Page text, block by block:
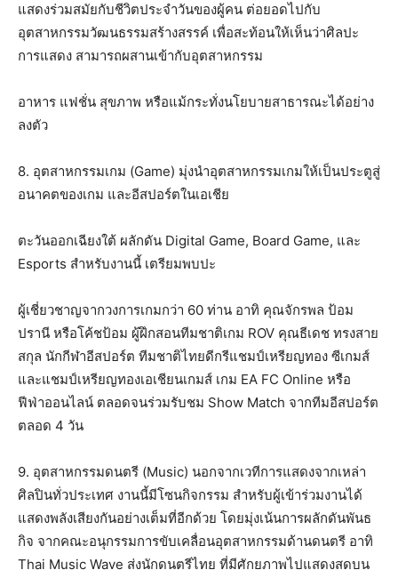
แสดงร่วมสมัยกับชีวิตประจำวันของผู้คน ต่อยอดไปกับ
อุตสาหกรรมวัฒนธรรมสร้างสรรค์ เพื่อสะท้อนให้เห็นว่าศิลปะ
การแสดง สามารถผสานเข้ากับอุตสาหกรรม
อาหาร แฟชั่น สุขภาพ หรือแม้กระทั่งนโยบายสาธารณะได้อย่าง
ลงตัว
8. อุตสาหกรรมเกม (Game) มุ่งนำอุตสาหกรรมเกมให้เป็นประตูสู่
อนาคตของเกม และอีสปอร์ตในเอเชีย
ตะวันออกเฉียงใต้ ผลักดัน Digital Game, Board Game, และ
Esports สำหรับงานนี้ เตรียมพบปะ
ผู้เชี่ยวชาญจากวงการเกมกว่า 60 ท่าน อาทิ คุณจักรพล ป้อม
ปรานี หรือโค้ชป้อม ผู้ฝึกสอนทีมชาติเกม ROV คุณธีเดช ทรงสาย
สกุล นักกีฬาอีสปอร์ต ทีมชาติไทยดีกรีแชมป์เหรียญทอง ซีเกมส์
และแชมป์เหรียญทองเอเชียนเกมส์ เกม EA FC Online หรือ
ฟีฟ่าออนไลน์ ตลอดจนร่วมรับชม Show Match จากทีมอีสปอร์ต
ตลอด 4 วัน
9. อุตสาหกรรมดนตรี (Music) นอกจากเวทีการแสดงจากเหล่า
ศิลปินทั่วประเทศ งานนี้มีโซนกิจกรรม สำหรับผู้เข้าร่วมงานได้
แสดงพลังเสียงกันอย่างเต็มที่อีกด้วย โดยมุ่งเน้นการผลักดันพันธ
กิจ จากคณะอนุกรรมการขับเคลื่อนอุตสาหกรรมด้านดนตรี อาทิ
Thai Music Wave ส่งนักดนตรีไทย ที่มีศักยภาพไปแสดงสดบน